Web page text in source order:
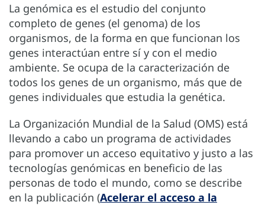
La genómica es el estudio del conjunto
completo de genes (el genoma) de los
organismos, de la forma en que funcionan los
genes interactúan entre sí y con el medio
ambiente. Se ocupa de la caracterización de
todos los genes de un organismo, más que de
genes individuales que estudia la genética.
La Organización Mundial de la Salud (OMS) está
llevando a cabo un programa de actividades
para promover un acceso equitativo y justo a las
tecnologías genómicas en beneficio de las
personas de todo el mundo, como se describe
en la publicación (Acelerar el acceso a la